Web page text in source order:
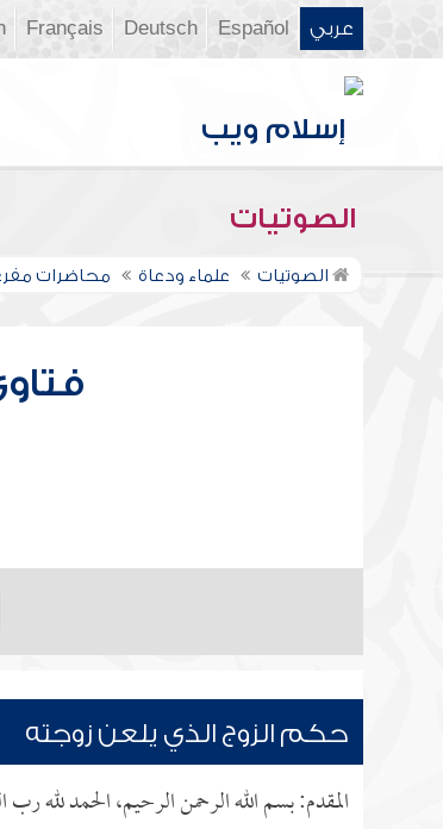
عربي Español
Deutsch
Français
الصوتيات
الصوتيات علماء ودعاة محاضرات
حكم الزوج الذي يلعن زوجته
المقدم: بسم الله الرحمن الرحيم، الحمد لله